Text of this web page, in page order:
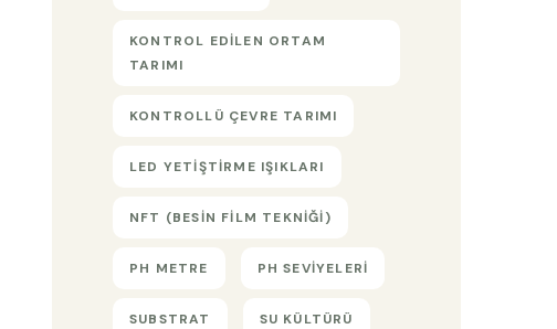
KONTROL EDILEN ORTAM
TARIMI
KONTROLLÜ ÇEVRE TARIMI
LED YETIŞTIRME IŞIKLARI
NFT (BESIN FILM TEKNIĞI)
PH METRE PH SEVIYELERI
SUBSTRAT SU KÜLTÜRÜ